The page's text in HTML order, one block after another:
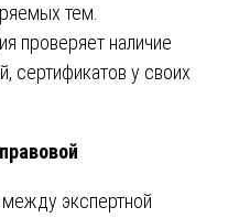
тем.
проверяет наличие
сертификатов у своих
экспертной